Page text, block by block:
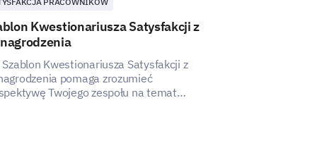
Kwestionariusza Satysfakcji z
Szablon Kwestionariusza Satysfakcji z
pomaga zrozumieć
Twojego zespołu na temat